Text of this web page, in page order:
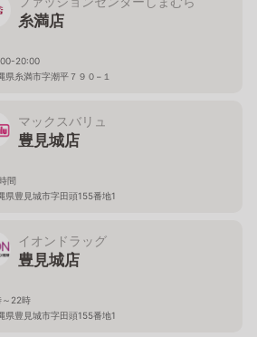
糸満店
20:00
県糸満市字潮平７９０−１
マックスバリュ
豊見城店
間
県豊見城市字田頭155番地1
イオンドラッグ
豊見城店
～22時
県豊見城市字田頭155番地1